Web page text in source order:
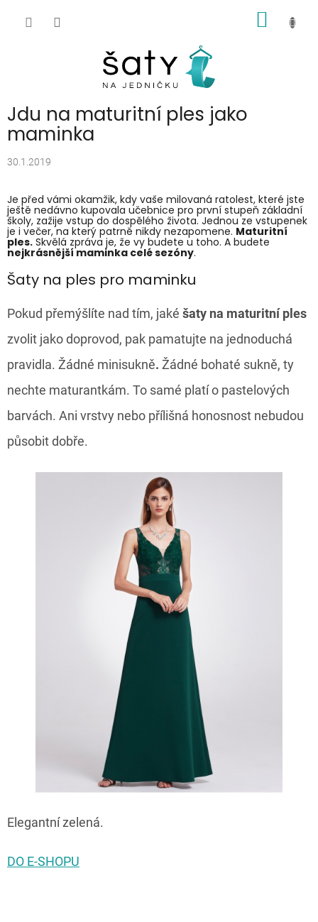
Jdu na maturitní ples jako
maminka
30.1.2019
Je před vámi okamžik, kdy vaše milovaná ratolest, které jste
ještě nedávno kupovala učebnice pro první stupeň základní
školy, zažije vstup do dospělého života. Jednou ze vstupenek
je i večer, na který patrně nikdy nezapomene. Maturitní
ples. Skvělá zpráva je, že vy budete u toho. A budete
nejkrásnější maminka celé sezóny.
Šaty na ples pro maminku
Pokud přemýšlíte nad tím, jaké šaty na maturitní ples
zvolit jako doprovod, pak pamatujte na jednoduchá
pravidla. Žádné minisukně. Žádné bohaté sukně, ty
nechte maturantkám. To samé platí o pastelových
barvách. Ani vrstvy nebo přílišná honosnost nebudou
působit dobře.
Elegantní zelená.
DO E-SHOPU